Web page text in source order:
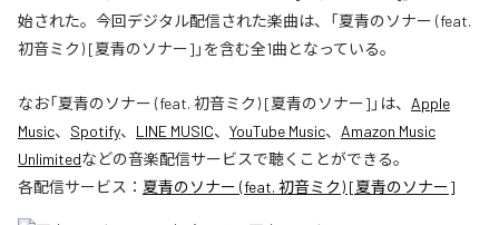
始された。今回デジタル配信された楽曲は、「夏青のソナー (feat.
初音ミク) [夏青のソナー]」を含む全1曲となっている。
なお「夏青のソナー (feat. 初音ミク) [夏青のソナー] 」は、 Apple
Music、 Spotify、 LINE MUSIC、 YouTube Music、 Amazon Music
Unlimitedなどの音楽配信サービスで聴くことができる。
各配信サービス： 夏青のソナー (feat. 初音ミク) [夏青のソナー]